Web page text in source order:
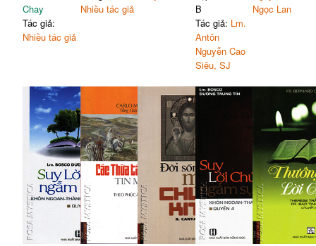
Chay
Tác giả:
Nhiều tác giả
Nhiều tác giả
B
Tác giả: Lm.
Antôn
Nguyễn Cao
Siêu, SJ
Ngọc Lan